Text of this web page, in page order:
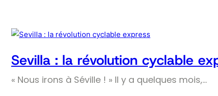
Sevilla : la révolution cyclable
« Nous irons à Séville ! » Il y a quelques mois,…